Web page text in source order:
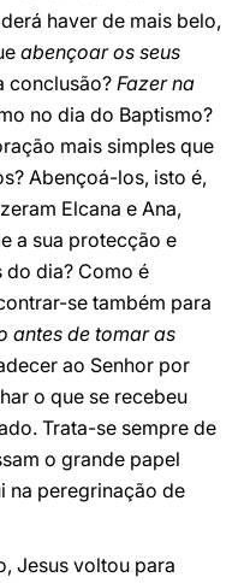
haver de mais belo,
abençoar os seus
conclusão? Fazer na
no dia do Baptismo?
mais simples que
Abençoá-los, isto é,
Elcana e Ana,
a sua protecção e
dia? Como é
se também para
antes de tomar as
ao Senhor por
o que se recebeu
Trata-se sempre de
o grande papel
na peregrinação de
Jesus voltou para